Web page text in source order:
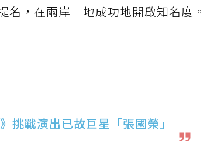
，在兩岸三地成功地開啟知名度。
挑戰演出已故巨星「張國榮」